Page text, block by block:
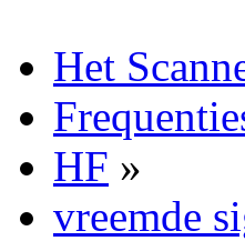
Het
HF »
vreemde